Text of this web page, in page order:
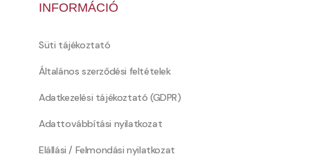
INFORMÁCIÓ
Süti tájékoztató
Általános szerződési feltételek
Adatkezelési tájékoztató (GDPR)
Adattovábbítási nyilatkozat
Elállási / Felmondási nyilatkozat